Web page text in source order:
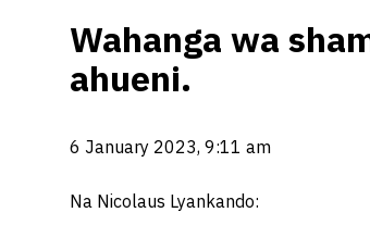
Wahanga wa
ahueni.
6 January 2023, 9:11 am
Na Nicolaus Lyankando: